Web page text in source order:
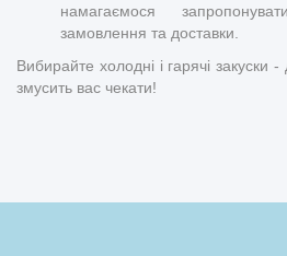
намагаємося
замовлення та доставки.
Вибирайте холодні і гарячі закуски
змусить вас чекати!